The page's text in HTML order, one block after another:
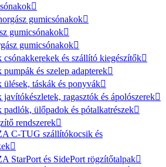
gumicsónakok
gumicsónakok
gumicsónakok
csónakkerekek és szállító kiegészítők
pumpák és szelep adapterek
ülések, táskák és ponyvák
javítókészletek, ragasztók és ápolószerek
padlók, ülőpadok és pótalkatrészek
rendszerek
C-TUG szállítókocsik és
StarPort és SidePort rögzítőtalpak